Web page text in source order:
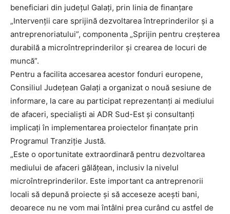
beneficiari din județul Galați, prin linia de finanțare
„Intervenții care sprijină dezvoltarea întreprinderilor și a
antreprenoriatului”, componenta „Sprijin pentru creșterea
durabilă a microîntreprinderilor și crearea de locuri de
muncă”.
Pentru a facilita accesarea acestor fonduri europene,
Consiliul Județean Galați a organizat o nouă sesiune de
informare, la care au participat reprezentanți ai mediului
de afaceri, specialiști ai ADR Sud-Est și consultanți
implicați în implementarea proiectelor finanțate prin
Programul Tranziție Justă.
„Este o oportunitate extraordinară pentru dezvoltarea
mediului de afaceri gălățean, inclusiv la nivelul
microîntreprinderilor. Este important ca antreprenorii
locali să depună proiecte și să acceseze acești bani,
deoarece nu ne vom mai întâlni prea curând cu astfel de